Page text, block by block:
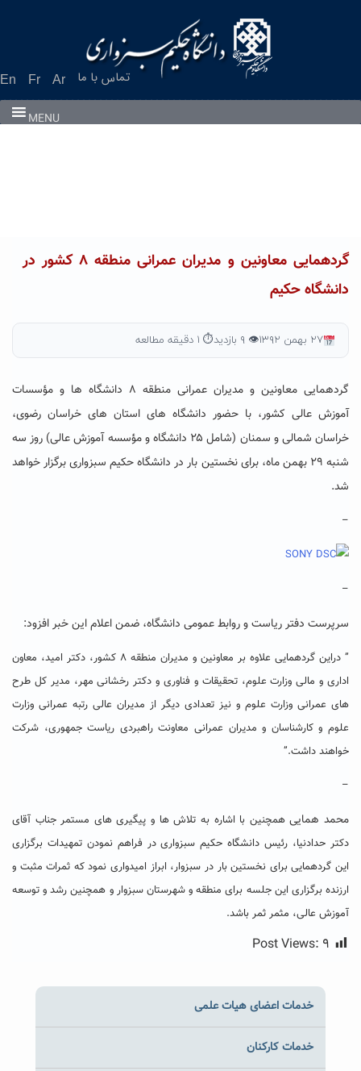
En Fr Ar تماس با ما
MENU
گردهمایی معاونین و مدیران عمرانی منطقه ۸ کشور در
دانشگاه حکیم
۲۷ بهمن ۱۳۹۲ 👁 ۹ بازدید ⏱ ۱ دقیقه مطالعه
گردهمایی معاونین و مدیران عمرانی منطقه ۸ دانشگاه ها و مؤسسات
آموزش عالی کشور، با حضور دانشگاه های استان های خراسان رضوی،
خراسان شمالی و سمنان (شامل ۲۵ دانشگاه و مؤسسه آموزش عالی) روز سه
شنبه ۲۹ بهمن ماه، برای نخستین بار در دانشگاه حکیم سبزواری برگزار خواهد
شد.
–
–
سرپرست دفتر ریاست و روابط عمومی دانشگاه، ضمن اعلام این خبر افزود:
” دراین گردهمایی علاوه بر معاونین و مدیران منطقه ۸ کشور، دکتر امید، معاون
اداری و مالی وزارت علوم، تحقیقات و فناوری و دکتر رخشانی مهر، مدیر کل طرح
های عمرانی وزارت علوم و نیز تعدادی دیگر از مدیران عالی رتبه عمرانی وزارت
علوم و کارشناسان و مدیران عمرانی معاونت راهبردی ریاست جمهوری، شرکت
خواهند داشت.”
–
محمد هماییهمچنین با اشاره به تلاش ها و پیگیری های مستمر جناب آقای
دکتر حدادنیا، رئیس دانشگاه حکیم سبزواری در فراهم نمودن تمهیدات برگزاری
این گردهمایی برای نخستین بار در سبزوار، ابراز امیدواری نمود که ثمرات مثبت و
ارزنده برگزاری این جلسه برای منطقه و شهرستان سبزوار و همچنین رشد و توسعه
آموزش عالی، مثمر ثمر باشد.
Post Views: ۹
خدمات اعضای هیات علمی
خدمات کارکنان